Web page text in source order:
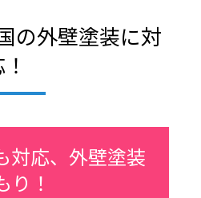
の外壁塗装に対
対応、外壁塗装
り！